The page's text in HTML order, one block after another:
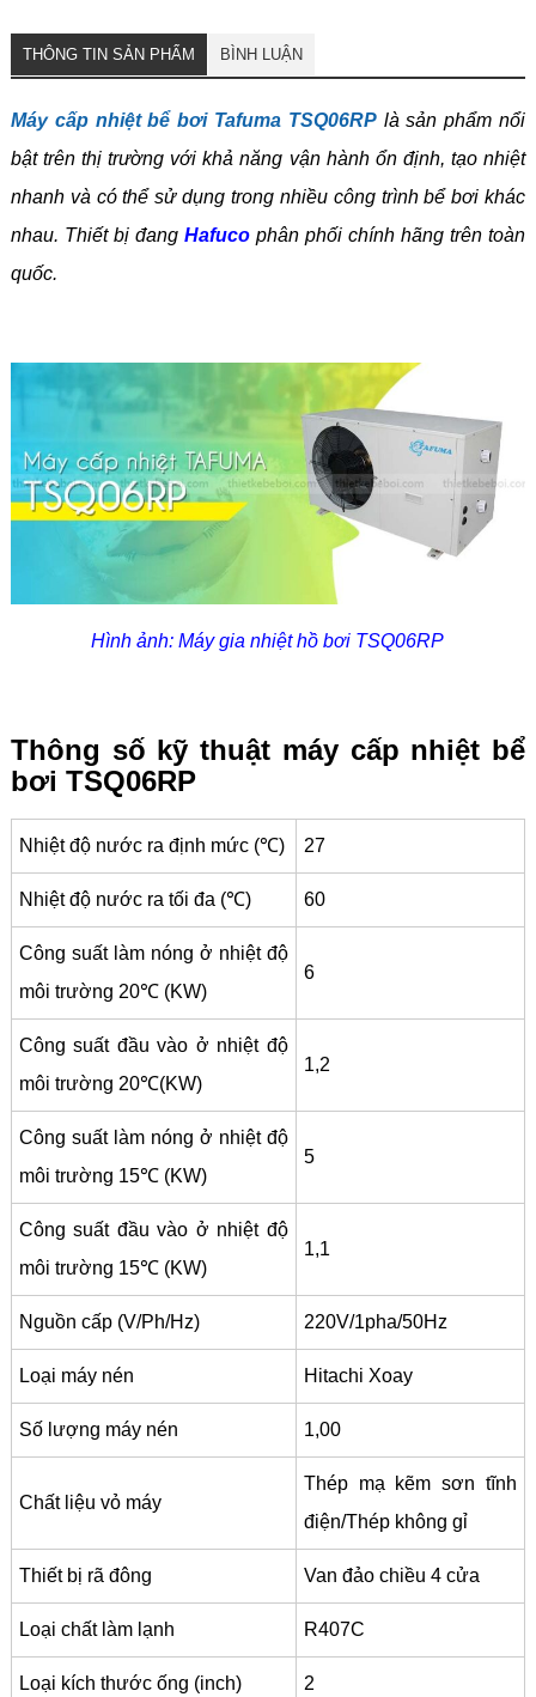
THÔNG TIN SẢN PHẨM BÌNH LUẬN
Máy cấp nhiệt bể bơi Tafuma TSQ06RPlà sản phẩm nổi
bật trên thị trường với khả năng vận hành ổn định, tạo nhiệt
nhanh và có thể sử dụng trong nhiều công trình bể bơi khác
nhau. Thiết bị đang Hafucophân phối chính hãng trên toàn
quốc.
Hình ảnh: Máy gia nhiệt hồ bơi TSQ06RP
Thông số kỹ thuật máy cấp nhiệt bể
bơi TSQ06RP
Nhiệt độ nước ra định mức (℃) 27
Nhiệt độ nước ra tối đa (℃) 60
Công suất làm nóng ở nhiệt độ
môi trường 20℃ (KW)
6
Công suất đầu vào ở nhiệt độ
môi trường 20℃(KW)
1,2
Công suất làm nóng ở nhiệt độ
môi trường 15℃ (KW)
5
Công suất đầu vào ở nhiệt độ
môi trường 15℃ (KW)
1,1
Nguồn cấp (V/Ph/Hz) 220V/1pha/50Hz
Loại máy nén Hitachi Xoay
Số lượng máy nén 1,00
Chất liệu vỏ máy
Thép mạ kẽm sơn tĩnh
điện/Thép không gỉ
Thiết bị rã đông Van đảo chiều 4 cửa
Loại chất làm lạnh R407C
Loại kích thước ống (inch) 2